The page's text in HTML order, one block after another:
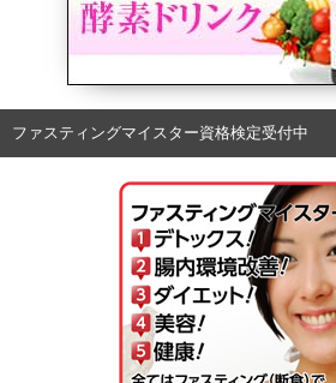
ファスティングマイスター資格検定受付中